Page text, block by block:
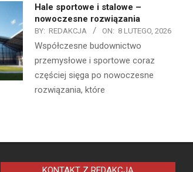
Hale sportowe i stalowe –
nowoczesne rozwiązania
BY: REDAKCJA ON: 8 LUTEGO, 2026
Współczesne budownictwo
przemysłowe i sportowe coraz
częściej sięga po nowoczesne
rozwiązania, które